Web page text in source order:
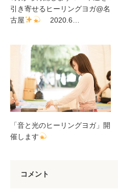
引き寄せるヒーリングヨガ@名
古屋
2020.6…
「音と光のヒーリングヨガ」開
催します
コメント